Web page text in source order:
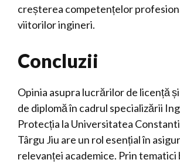
creșterea competențelor
viitorilor ingineri.
Concluzii
Opinia asupra lucrărilor de licență
de diplomă în cadrul specializării
Protecția la Universitatea
Târgu Jiu are un rol esențial în
relevanței academice. Prin tematici